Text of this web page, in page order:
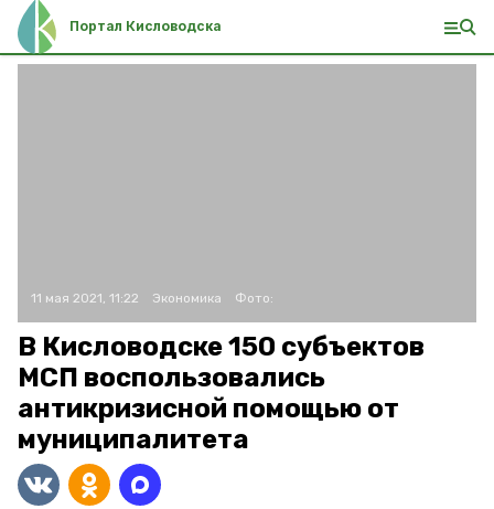
Портал Кисловодска
11 мая 2021, 11:22 Экономика Фото:
В Кисловодске 150 субъектов
МСП воспользовались
антикризисной помощью от
муниципалитета